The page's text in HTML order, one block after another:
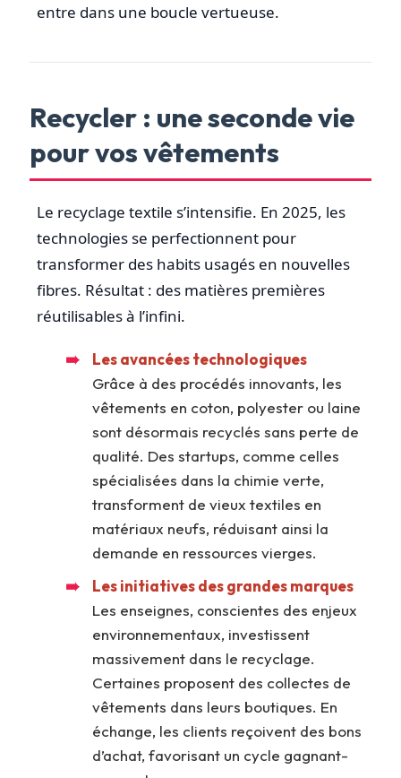
entre dans une boucle vertueuse.
Recycler : une seconde vie
pour vos vêtements
Le recyclage textile s’intensifie. En 2025, les
technologies se perfectionnent pour
transformer des habits usagés en nouvelles
fibres. Résultat : des matières premières
réutilisables à l’infini.
Les avancées technologiques
Grâce à des procédés innovants, les
vêtements en coton, polyester ou laine
sont désormais recyclés sans perte de
qualité. Des startups, comme celles
spécialisées dans la chimie verte,
transforment de vieux textiles en
matériaux neufs, réduisant ainsi la
demande en ressources vierges.
Les initiatives des grandes marques
Les enseignes, conscientes des enjeux
environnementaux, investissent
massivement dans le recyclage.
Certaines proposent des collectes de
vêtements dans leurs boutiques. En
échange, les clients reçoivent des bons
d’achat, favorisant un cycle gagnant-